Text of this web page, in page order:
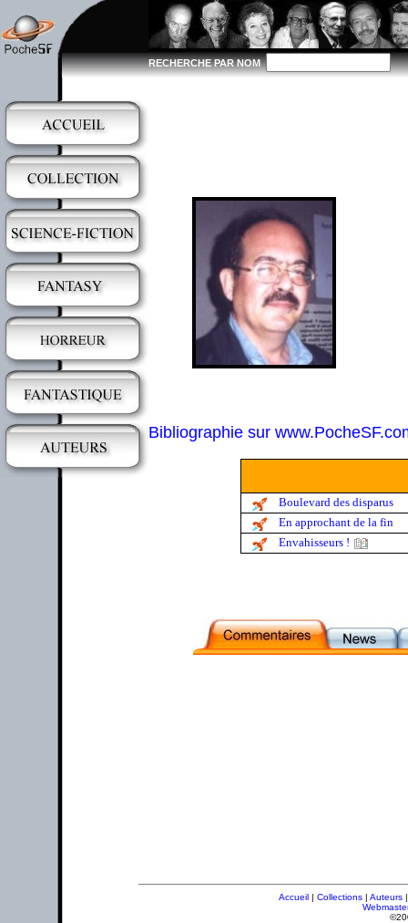
RECHERCHE PAR NOM
Bibliographie sur
Boulevard des disparus
En approchant de la fin
Envahisseurs !
Accueil | Collections | Auteurs